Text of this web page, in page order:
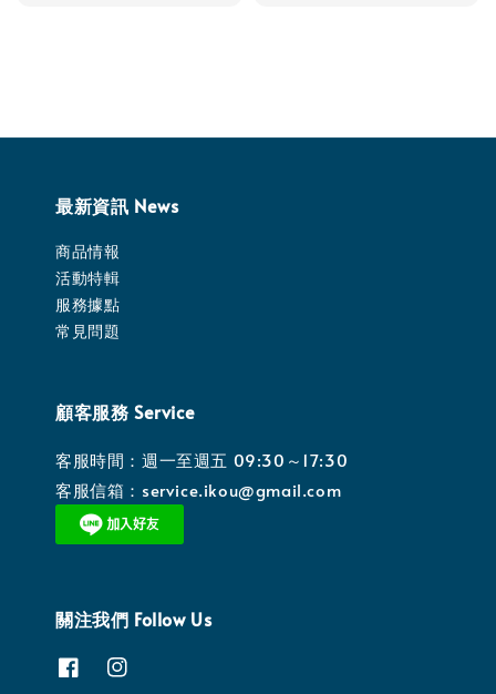
最新資訊 News
商品情報
活動特輯
服務據點
常見問題
顧客服務 Service
客服時間：週一至週五 09:30～17:30
客服信箱：service.ikou@gmail.com
關注我們 Follow Us